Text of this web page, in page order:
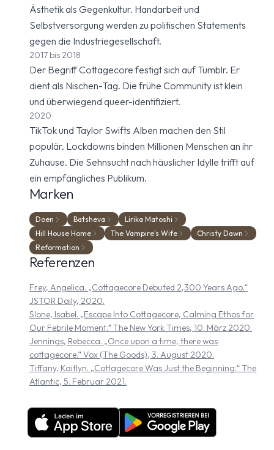
Ästhetik als Gegenkultur. Handarbeit und
Selbstversorgung werden zu politischen Statements
gegen die Industriegesellschaft.
2017 bis 2018
Der Begriff Cottagecore festigt sich auf Tumblr. Er
dient als Nischen-Tag. Die frühe Community ist klein
und überwiegend queer-identifiziert.
2020
TikTok und Taylor Swifts Alben machen den Stil
populär. Lockdowns binden Millionen Menschen an ihr
Zuhause. Die Sehnsucht nach häuslicher Idylle trifft auf
ein empfängliches Publikum.
Marken
Doen Batsheva
Lirika Matoshi
Hill House Home
The Vampire's Wife
Christy Dawn
Reformation
Referenzen
Frey, Angelica. „Cottagecore Debuted 2,300 Years Ago.“
JSTOR Daily, 2020.
Slone, Isabel. „Escape Into Cottagecore, Calming Ethos for
Our Febrile Moment.“ The New York Times, 10. März 2020.
Jennings, Rebecca. „Once upon a time, there was
cottagecore.“ Vox (The Goods), 3. August 2020.
Tiffany, Kaitlyn. „Cottagecore Was Just the Beginning.“ The
Atlantic, 5. Februar 2021.